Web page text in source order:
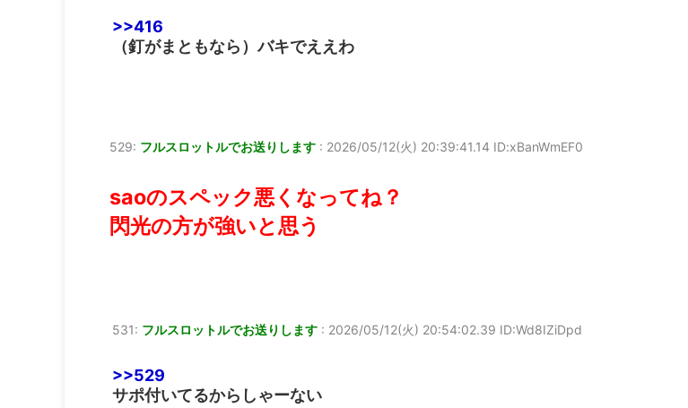
>>416
（釘がまともなら）バキでええわ
529: フルスロットルでお送りします : 2026/05/12(火) 20:39:41.14 ID:xBanWmEF0
saoのスペック悪くなってね？
閃光の方が強いと思う
531: フルスロットルでお送りします : 2026/05/12(火) 20:54:02.39 ID:Wd8IZiDpd
>>529
サポ付いてるからしゃーない